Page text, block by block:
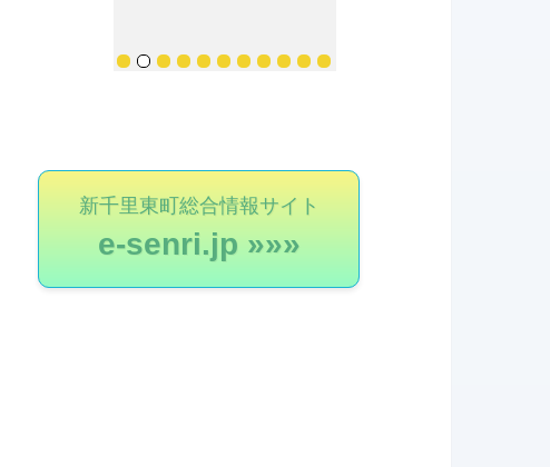
新千里東町総合情報サイト
e-senri.jp »»»